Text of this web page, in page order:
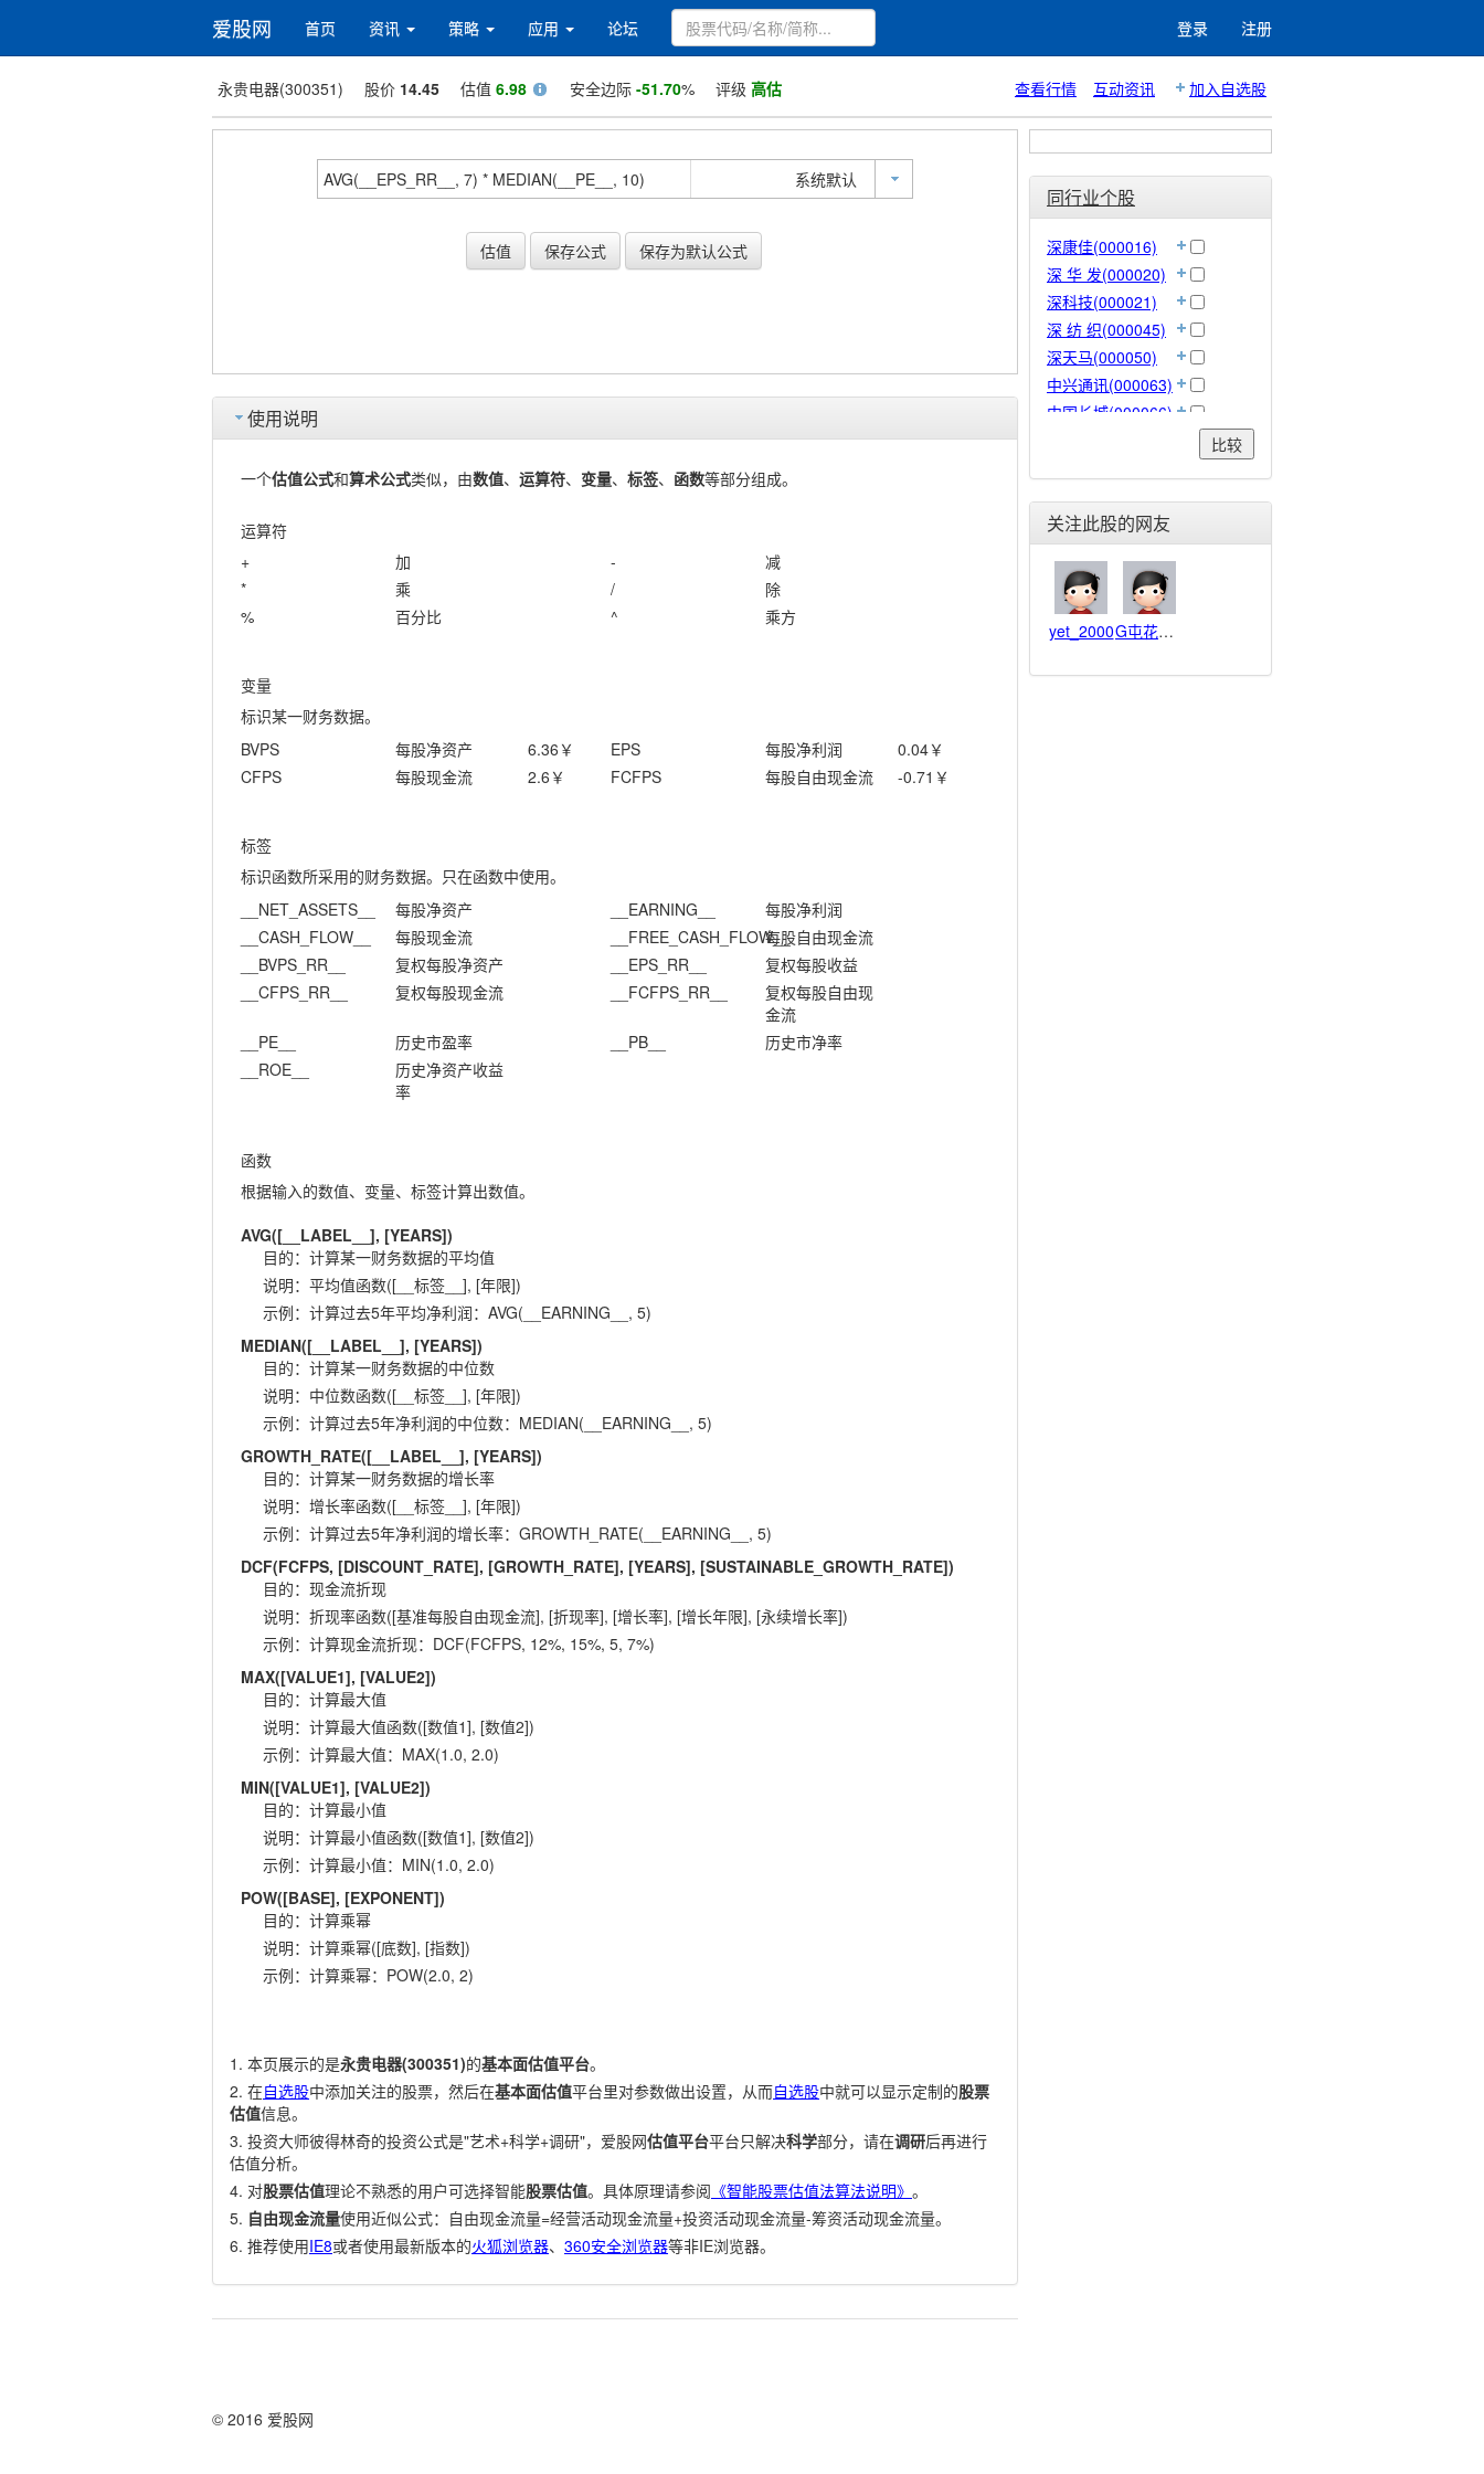
爱股网 首页 资讯 策略 应用 论坛 登录 注册
永贵电器(300351) 股价 14.45 估值 6.98 安全边际 -51.70% 评级 高估 查看行情 互动资讯 加入自选股
系统默认
估值 保存公式 保存为默认公式
使用说明
一个估值公式和算术公式类似，由数值、 运算符、 变量、 标签、 函数等部分组成。
运算符
+
加 -
减
*
乘 /
除
%
百分比 ^ 乘方
变量
标识某一财务数据。
BVPS
每股净资产 6.36 ￥ EPS 每股净利润 0.04￥
CFPS
每股现金流 2.6 ￥ FCFPS 每股自由现金流 -0.71 ￥
标签
标识函数所采用的财务数据。只在函数中使用。
__NET_ASSETS__
每股净资产 __EARNING__
每股净利润
__CASH_FLOW__
每股现金流 __FREE_CASH_FLOW__每股自由现金流
__BVPS_RR__
复权每股净资产 __EPS_RR__
复权每股收益
__CFPS_RR__
复权每股现金流 __FCFPS_RR__
复权每股自由现
金流
__PE__
历史市盈率 __PB__
历史市净率
__ROE__
历史净资产收益
率
函数
根据输入的数值、变量、标签计算出数值。
AVG([__LABEL__], [YEARS])
目的： 计算某一财务数据的平均值
说明： 平均值函数([__标签__], [年限])
示例： 计算过去5年平均净利润：AVG(__EARNING__, 5)
MEDIAN([__LABEL__], [YEARS])
目的： 计算某一财务数据的中位数
说明： 中位数函数([__标签__], [年限])
示例： 计算过去5年净利润的中位数：MEDIAN(__EARNING__, 5)
GROWTH_RATE([__LABEL__], [YEARS])
目的： 计算某一财务数据的增长率
说明： 增长率函数([__标签__], [年限])
示例： 计算过去5年净利润的增长率：GROWTH_RATE(__EARNING__, 5)
DCF(FCFPS, [DISCOUNT_RATE], [GROWTH_RATE], [YEARS], [SUSTAINABLE_GROWTH_RATE])
目的： 现金流折现
说明： 折现率函数([基准每股自由现金流], [折现率], [增长率], [增长年限], [永续增长率])
示例： 计算现金流折现：DCF(FCFPS, 12%, 15%, 5, 7%)
MAX([VALUE1], [VALUE2])
目的： 计算最大值
说明： 计算最大值函数([数值1], [数值2])
示例： 计算最大值：MAX(1.0, 2.0)
MIN([VALUE1], [VALUE2])
目的： 计算最小值
说明： 计算最小值函数([数值1], [数值2])
示例： 计算最小值：MIN(1.0, 2.0)
POW([BASE], [EXPONENT])
目的： 计算乘幂
说明： 计算乘幂([底数], [指数])
示例： 计算乘幂：POW(2.0, 2)
本页展示的是永贵电器(300351)的基本面估值平台。
在自选股中添加关注的股票，然后在基本面估值平台里对参数做出设置，从而自选股中就可以显示定制的股票
估值信息。
投资大师彼得林奇的投资公式是"艺术+科学+调研"，爱股网估值平台平台只解决科学部分，请在调研后再进行
估值分析。
对股票估值理论不熟悉的用户可选择智能股票估值。具体原理请参阅 《智能股票估值法算法说明》 。
自由现金流量使用近似公式：自由现金流量=经营活动现金流量+投资活动现金流量-筹资活动现金流量。
推荐使用IE8或者使用最新版本的火狐浏览器、 360安全浏览器等非IE浏览器。
同行业个股
深康佳(000016)
深 华 发(000020)
深科技(000021)
深 纺 织(000045)
深天马(000050)
中兴通讯(000063)
中国长城(000066)
华映科技(000536)
航天发展(000547)
烽火电子(000561)
汇源通信(000586)
风华高科(000636)
比较
关注此股的网友
yet_2000 G屯花狸鼠
© 2016 爱股网